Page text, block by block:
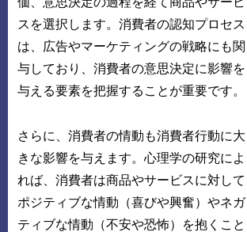
スを選択します。消費者の認知プロセス
は、広告やマーケティングの戦略にも関
与しており、消費者の意思決定に影響を
与える要素を把握することが重要です。
さらに、消費者の情動も消費者行動に大
きな影響を与えます。心理学の研究によ
れば、消費者は商品やサービスに対して
ポジティブな情動（喜びや興奮）やネガ
ティブな情動（不安や恐怖）を抱くこと